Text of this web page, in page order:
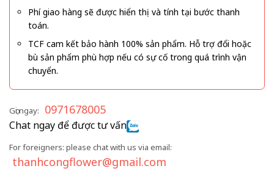
Phí giao hàng sẽ được hiển thị và tính tại bước thanh
toán.
TCF cam kết bảo hành 100% sản phẩm. Hỗ trợ đổi hoặc
bù sản phẩm phù hợp nếu có sự cố trong quá trình vận
chuyển.
Gọi ngay: 0971678005
Chat ngay để được tư vấn
For foreigners: please chat with us via email:
thanhcongflower@gmail.com